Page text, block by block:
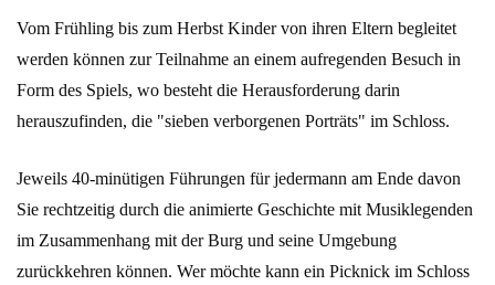
Vom Frühling bis zum Herbst Kinder von ihren Eltern begleitet
werden können zur Teilnahme an einem aufregenden Besuch in
Form des Spiels, wo besteht die Herausforderung darin
herauszufinden, die "sieben verborgenen Porträts" im Schloss.
Jeweils 40-minütigen Führungen für jedermann am Ende davon
Sie rechtzeitig durch die animierte Geschichte mit Musiklegenden
im Zusammenhang mit der Burg und seine Umgebung
zurückkehren können. Wer möchte kann ein Picknick im Schloss